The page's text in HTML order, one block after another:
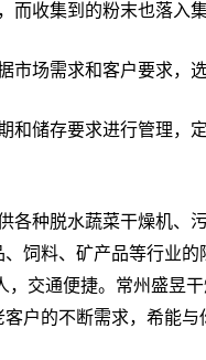
而收集到的粉末也落入
市场需求和客户要求，
和储存要求进行管理，
各种脱水蔬菜干燥机、
饲料、矿产品等行业的
交通便捷。常州盛昱干
户的不断需求，希能与